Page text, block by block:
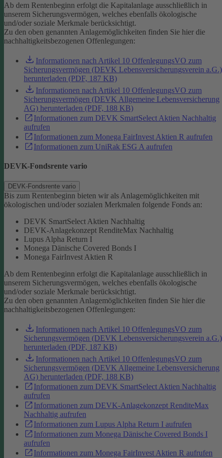
Ab dem Rentenbeginn erfolgt die Kapitalanlage ausschließlich in
unserem Sicherungsvermögen, welches ebenfalls ökologische
und/oder soziale Merkmale berücksichtigt.
Zu den oben genannten Anlagemöglichkeiten finden Sie hier die
nachhaltigkeitsbezogenen Offenlegungen:
Informationen nach Artikel 10 OffenlegungsVO zum
Sicherungsvermögen (DEVK Lebensversicherungsverein a.G.)
herunterladen (PDF, 187 KB)
Informationen nach Artikel 10 OffenlegungsVO zum
Sicherungsvermögen (DEVK Allgemeine Lebensversicherung
AG) herunterladen (PDF, 188 KB)
Informationen zum DEVK SmartSelect Aktien Nachhaltig
aufrufen
Informationen zum Monega FairInvest Aktien R aufrufen
Informationen zum UniRak ESG A aufrufen
DEVK-Fondsrente vario
DEVK-Fondsrente vario
Bis zum Rentenbeginn bieten wir als Anlagemöglichkeiten mit
ökologischen und/oder sozialen Merkmalen folgende Fonds an:
DEVK SmartSelect Aktien Nachhaltig
DEVK-Anlagekonzept RenditeMax Nachhaltig
Lupus Alpha Return I
Monega Dänische Covered Bonds I
Monega FairInvest Aktien R
Ab dem Rentenbeginn erfolgt die Kapitalanlage ausschließlich in
unserem Sicherungsvermögen, welches ebenfalls ökologische
und/oder soziale Merkmale berücksichtigt.
Zu den oben genannten Anlagemöglichkeiten finden Sie hier die
nachhaltigkeitsbezogenen Offenlegungen:
Informationen nach Artikel 10 OffenlegungsVO zum
Sicherungsvermögen (DEVK Lebensversicherungsverein a.G.)
herunterladen (PDF, 187 KB)
Informationen nach Artikel 10 OffenlegungsVO zum
Sicherungsvermögen (DEVK Allgemeine Lebensversicherung
AG) herunterladen (PDF, 188 KB)
Informationen zum DEVK SmartSelect Aktien Nachhaltig
aufrufen
Informationen zum DEVK-Anlagekonzept RenditeMax
Nachhaltig aufrufen
Informationen zum Lupus Alpha Return I aufrufen
Informationen zum Monega Dänische Covered Bonds I
aufrufen
Informationen zum Monega FairInvest Aktien R aufrufen